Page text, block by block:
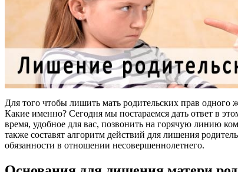
Для того чтобы лишить мать родительских прав
Какие именно? Сегодня мы постараемся дать ответ в
время, удобное для вас, позвонить на горячую линию
также составят алгоритм действий для лишения
обязанности в отношении несовершеннолетнего.